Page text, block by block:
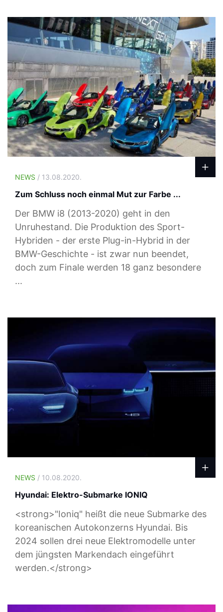
NEWS / 13.08.2020.
Zum Schluss noch einmal Mut zur Farbe ...
Der BMW i8 (2013-2020) geht in den
Unruhestand. Die Produktion des Sport-
Hybriden - der erste Plug-in-Hybrid in der
BMW-Geschichte - ist zwar nun beendet,
doch zum Finale werden 18 ganz besondere
...
NEWS / 10.08.2020.
Hyundai: Elektro-Submarke IONIQ
<strong>"Ioniq" heißt die neue Submarke des
koreanischen Autokonzerns Hyundai. Bis
2024 sollen drei neue Elektromodelle unter
dem jüngsten Markendach eingeführt
werden.</strong>